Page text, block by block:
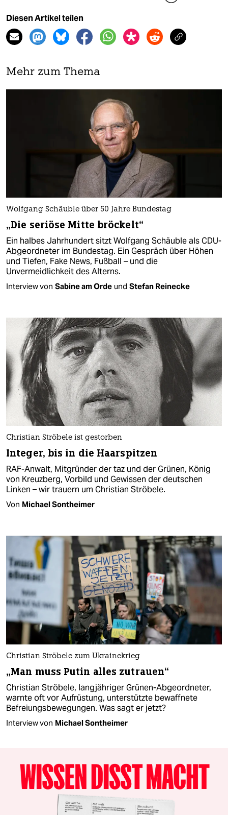
Diesen Artikel teilen
Mehr zum Thema
Wolfgang Schäuble über 50 Jahre Bundestag
„Die seriöse Mitte bröckelt“
Ein halbes Jahrhundert sitzt Wolfgang Schäuble als CDU-
Abgeordneter im Bundestag. Ein Gespräch über Höhen
und Tiefen, Fake News, Fußball – und die
Unvermeidlichkeit des Alterns.
Interview von Sabine am Orde und Stefan Reinecke
Christian Ströbele ist gestorben
Integer, bis in die Haarspitzen
RAF-Anwalt, Mitgründer der taz und der Grünen, König
von Kreuzberg, Vorbild und Gewissen der deutschen
Linken – wir trauern um Christian Ströbele.
Von Michael Sontheimer
Christian Ströbele zum Ukrainekrieg
„Man muss Putin alles zutrauen“
Christian Ströbele, langjähriger Grünen-Abgeordneter,
warnte oft vor Aufrüstung, unterstützte bewaffnete
Befreiungsbewegungen. Was sagt er jetzt?
Interview von Michael Sontheimer